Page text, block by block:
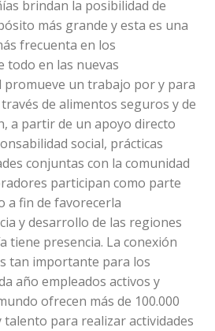
brindan la posibilidad de
más grande y esta es una
frecuenta en los
todo en las nuevas
promueve un trabajo por y para
de alimentos seguros y de
a partir de un apoyo directo
social, prácticas
conjuntas con la comunidad
participan como parte
a fin de favorecerla
y desarrollo de las regiones
tiene presencia. La conexión
tan importante para los
año empleados activos y
ofrecen más de 100.000
para realizar actividades